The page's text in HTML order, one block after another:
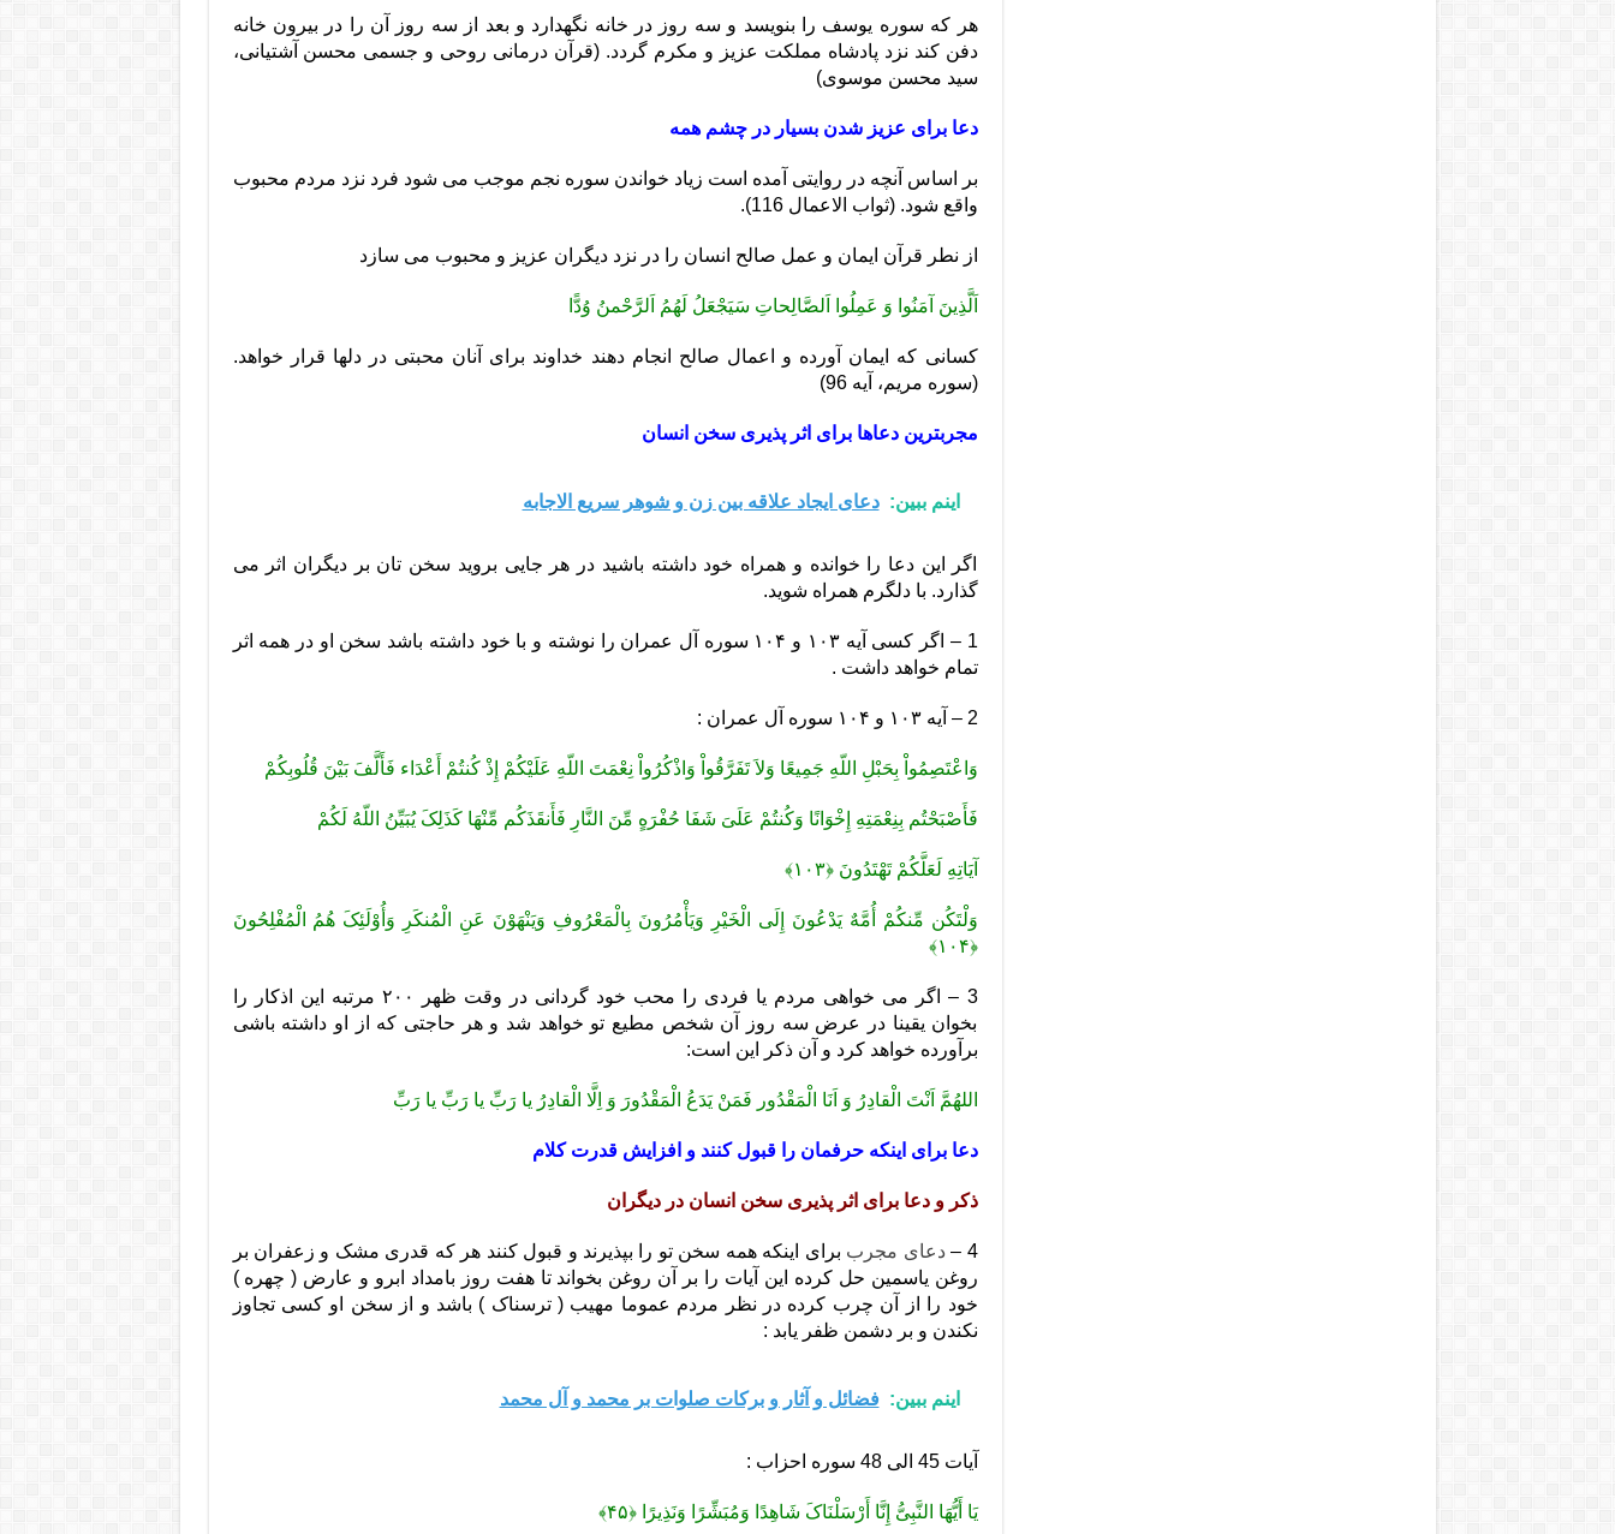
هر که سوره یوسف را بنویسد و سه روز در خانه نگهدارد و بعد از سه روز آن را در بیرون خانه
دفن کند نزد پادشاه مملکت عزیز و مکرم گردد. (قرآن درمانی روحی و جسمی محسن آشتیانی،
سید محسن موسوی)
دعا برای عزیز شدن بسیار در چشم همه
بر اساس آنچه در روایتی آمده است زیاد خواندن سوره نجم موجب می شود فرد نزد مردم محبوب
واقع شود. (ثواب الاعمال 116).
از نطر قرآن ایمان و عمل صالح انسان را در نزد دیگران عزیز و محبوب می سازد
اَلَّذِینَ آمَنُوا وَ عَمِلُوا اَلصَّالِحاتِ سَیَجْعَلُ لَهُمُ اَلرَّحْمنُ وُدًّا
کسانی که ایمان آورده و اعمال صالح انجام دهند خداوند برای آنان محبتی در دل‏ها قرار خواهد.
(سوره مریم، آیه 96)
مجربترین دعاها برای اثر پذیری سخن انسان
اینم ببین: دعای ایجاد علاقه بین زن و شوهر سریع الاجابه
اگر این دعا را خوانده و همراه خود داشته باشید در هر جایی بروید سخن تان بر دیگران اثر می
گذارد. با دلگرم همراه شوید.
1 – اگر کسی آیه ۱۰۳ و ۱۰۴ سوره آل عمران را نوشته و با خود داشته باشد سخن او در همه اثر
تمام خواهد داشت .
2 – آیه ۱۰۳ و ۱۰۴ سوره آل عمران :
وَاعْتَصِمُواْ بِحَبْلِ اللّهِ جَمِیعًا وَلاَ تَفَرَّقُواْ وَاذْکُرُواْ نِعْمَتَ اللّهِ عَلَیْکُمْ إِذْ کُنتُمْ أَعْدَاء فَأَلَّفَ بَیْنَ قُلُوبِکُمْ
فَأَصْبَحْتُم بِنِعْمَتِهِ إِخْوَانًا وَکُنتُمْ عَلَىَ شَفَا حُفْرَهٍ مِّنَ النَّارِ فَأَنقَذَکُم مِّنْهَا کَذَلِکَ یُبَیِّنُ اللّهُ لَکُمْ
آیَاتِهِ لَعَلَّکُمْ تَهْتَدُونَ ﴿۱۰۳﴾
وَلْتَکُن مِّنکُمْ أُمَّهٌ یَدْعُونَ إِلَى الْخَیْرِ وَیَأْمُرُونَ بِالْمَعْرُوفِ وَیَنْهَوْنَ عَنِ الْمُنکَرِ وَأُوْلَئِکَ هُمُ الْمُفْلِحُونَ
﴿۱۰۴﴾
3 – اگر می خواهی مردم یا فردی را محب خود گردانی در وقت ظهر ۲۰۰ مرتبه این اذکار را
بخوان یقینا در عرض سه روز آن شخص مطیع تو خواهد شد و هر حاجتی که از او داشته باشی
برآورده خواهد کرد و آن ذکر این است:
اللهُمَّ اَنْتَ الْقادِرُ وَ اَنَا الْمَقْدُور فَمَنْ یَدَعُ الْمَقْدُورَ وَ اِلَّا الْقادِرُ یا رَبِّ یا رَبِّ یا رَبِّ
دعا برای اینکه حرفمان را قبول کنند و افزایش قدرت کلام
ذکر و دعا برای اثر پذیری سخن انسان در دیگران
4 – دعای مجرب برای اینکه همه سخن تو را بپذیرند و قبول کنند هر که قدری مشک و زعفران بر
روغن یاسمین حل کرده این آیات را بر آن روغن بخواند تا هفت روز بامداد ابرو و عارض ( چهره )
خود را از آن چرب کرده در نظر مردم عموما مهیب ( ترسناک ) باشد و از سخن او کسی تجاوز
نکندن و بر دشمن ظفر یابد :
اینم ببین: فضائل و آثار و برکات صلوات بر محمد و آل محمد
آیات 45 الی 48 سوره احزاب :
یَا أَیُّهَا النَّبِیُّ إِنَّا أَرْسَلْنَاکَ شَاهِدًا وَمُبَشِّرًا وَنَذِیرًا ﴿۴۵﴾